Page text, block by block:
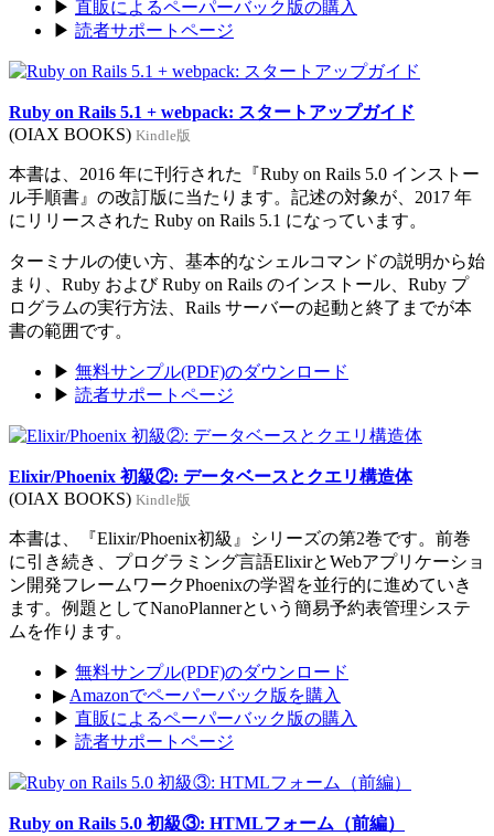
▶ 直販によるペーパーバック版の購入
▶ 読者サポートページ
Ruby on Rails 5.1 + webpack: スタートアップガイド
(OIAX BOOKS) Kindle版
本書は、2016 年に刊行された『Ruby on Rails 5.0 インストー
ル手順書』の改訂版に当たります。記述の対象が、2017 年
にリリースされた Ruby on Rails 5.1 になっています。
ターミナルの使い方、基本的なシェルコマンドの説明から始
まり、Ruby および Ruby on Rails のインストール、Ruby プ
ログラムの実行方法、Rails サーバーの起動と終了までが本
書の範囲です。
▶ 無料サンプル(PDF)のダウンロード
▶ 読者サポートページ
Elixir/Phoenix 初級②: データベースとクエリ構造体
(OIAX BOOKS) Kindle版
本書は、『Elixir/Phoenix初級』シリーズの第2巻です。前巻
に引き続き、プログラミング言語ElixirとWebアプリケーショ
ン開発フレームワークPhoenixの学習を並行的に進めていき
ます。例題としてNanoPlannerという簡易予約表管理システ
ムを作ります。
▶ 無料サンプル(PDF)のダウンロード
▶ Amazonでペーパーバック版を購入
▶ 直販によるペーパーバック版の購入
▶ 読者サポートページ
Ruby on Rails 5.0 初級③: HTMLフォーム（前編）